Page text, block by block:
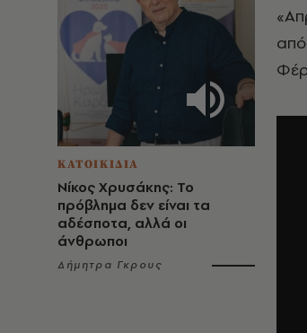
ΚΑΤΟΙΚΙΔΙΑ
Νίκος Χρυσάκης: Το
πρόβλημα δεν είναι τα
αδέσποτα, αλλά οι
άνθρωποι
Δήμητρα Γκρους